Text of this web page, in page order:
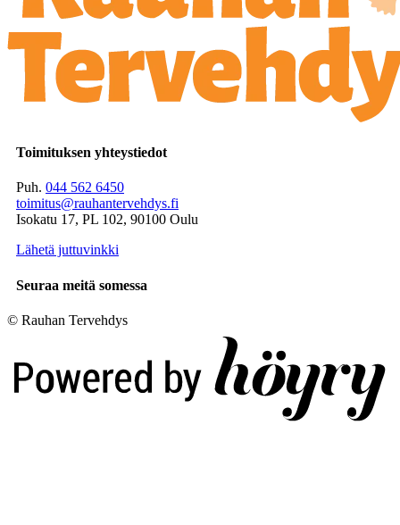
Toimituksen yhteystiedot
Puh. 044 562 6450
toimitus@rauhantervehdys.fi
Isokatu 17, PL 102, 90100 Oulu
Lähetä juttuvinkki
Seuraa meitä somessa
© Rauhan Tervehdys